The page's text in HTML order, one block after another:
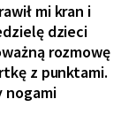
mi kran i
dzieci
rozmowę
z punktami.
nogami